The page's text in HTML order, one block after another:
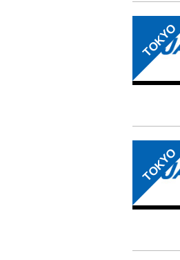
TOKYO
TOKYO